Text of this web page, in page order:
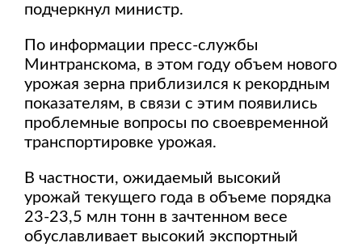
подчеркнул министр.
По информации пресс-службы
Минтранскома, в этом году объем нового
урожая зерна приблизился к рекордным
показателям, в связи с этим появились
проблемные вопросы по своевременной
транспортировке урожая.
В частности, ожидаемый высокий
урожай текущего года в объеме порядка
23-23,5 млн тонн в зачтенном весе
обуславливает высокий экспортный